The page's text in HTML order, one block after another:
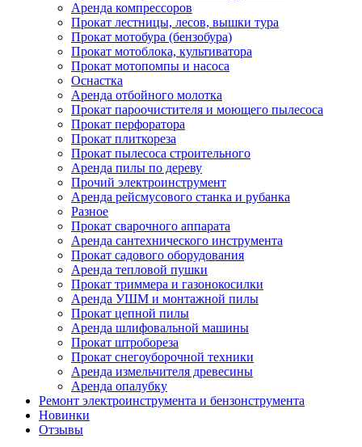
Аренда компрессоров
Прокат лестницы, лесов, вышки тура
Прокат мотобура (бензобура)
Прокат мотоблока, культиватора
Прокат мотопомпы и насоса
Оснастка
Аренда отбойного молотка
Прокат пароочистителя и моющего пылесоса
Прокат перфоратора
Прокат плиткореза
Прокат пылесоса строительного
Аренда пилы по дереву
Прочий электроинструмент
Аренда рейсмусового станка и рубанка
Разное
Прокат сварочного аппарата
Аренда сантехнического инструмента
Прокат садового оборудования
Аренда тепловой пушки
Прокат триммера и газонокосилки
Аренда УШМ и монтажной пилы
Прокат цепной пилы
Аренда шлифовальной машины
Прокат штробореза
Прокат снегоуборочной техники
Аренда измельчителя древесины
Аренда опалубку
Ремонт электроинструмента и бензонструмента
Новинки
Отзывы